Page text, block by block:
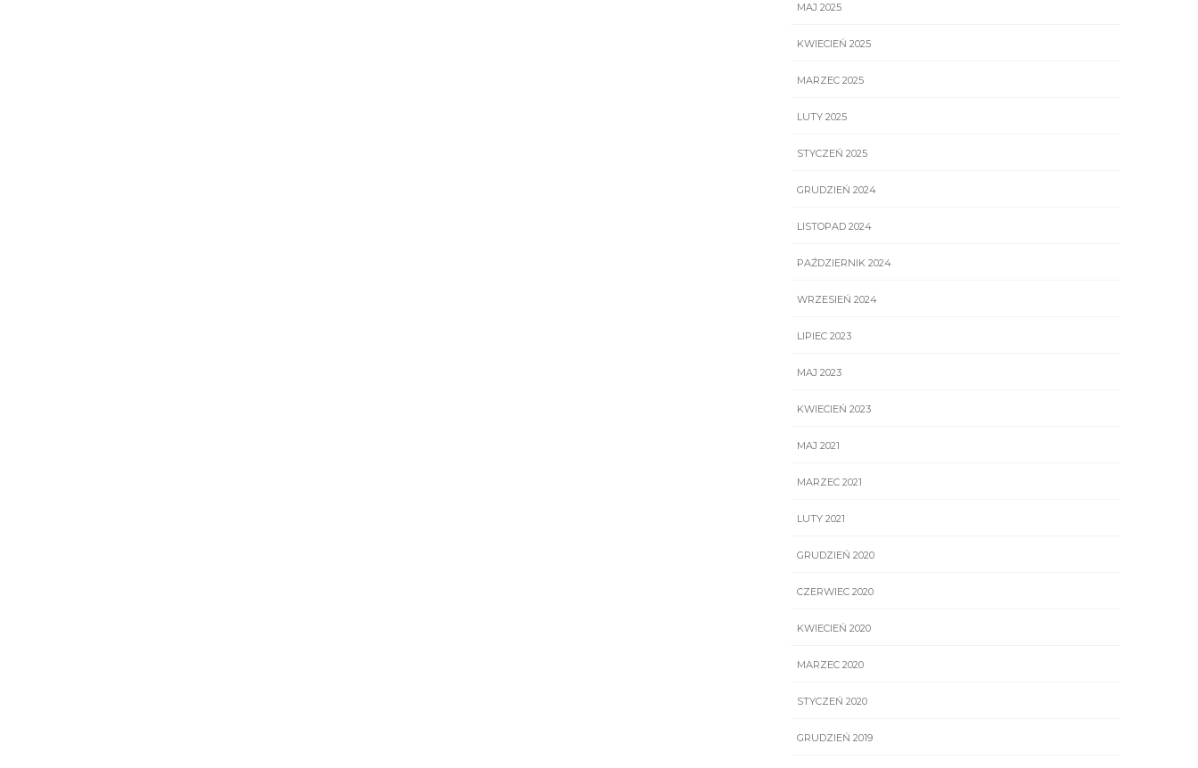
MAJ 2025
KWIECIEŃ 2025
MARZEC 2025
LUTY 2025
STYCZEŃ 2025
GRUDZIEŃ 2024
LISTOPAD 2024
PAŹDZIERNIK 2024
WRZESIEŃ 2024
LIPIEC 2023
MAJ 2023
KWIECIEŃ 2023
MAJ 2021
MARZEC 2021
LUTY 2021
GRUDZIEŃ 2020
CZERWIEC 2020
KWIECIEŃ 2020
MARZEC 2020
STYCZEŃ 2020
GRUDZIEŃ 2019